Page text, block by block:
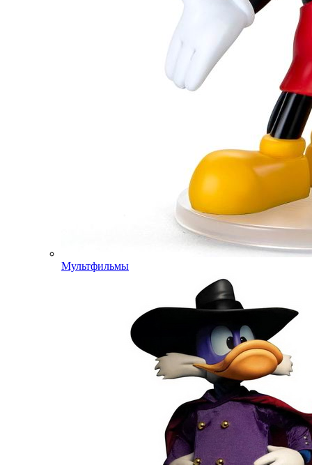
Мультфильмы